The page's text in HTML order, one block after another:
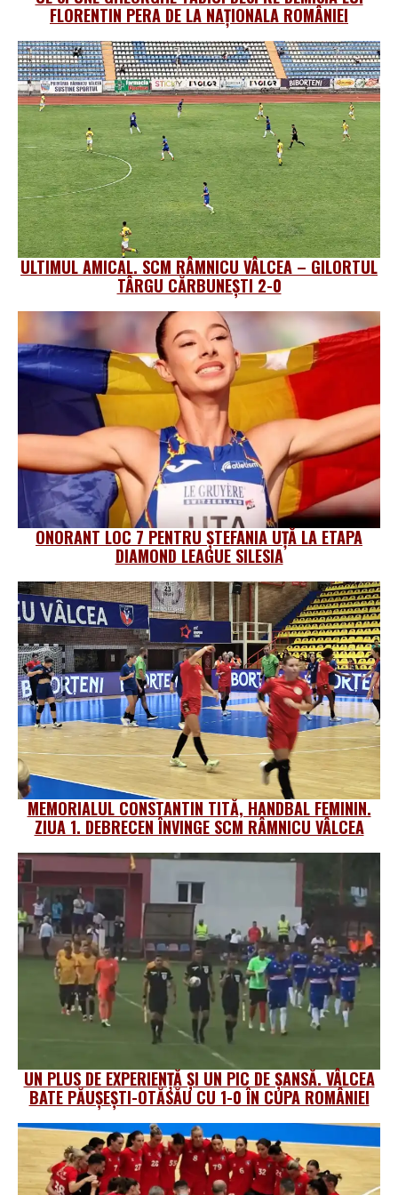
FLORENTIN PERA DE LA NAȚIONALA ROMÂNIEI
ULTIMUL AMICAL. SCM RÂMNICU VÂLCEA – GILORTUL
TÂRGU CĂRBUNEȘTI 2-0
ONORANT LOC 7 PENTRU ȘTEFANIA UȚĂ LA ETAPA
DIAMOND LEAGUE SILESIA
MEMORIALUL CONSTANTIN TITĂ, HANDBAL FEMININ.
ZIUA 1. DEBRECEN ÎNVINGE SCM RÂMNICU VÂLCEA
UN PLUS DE EXPERIENȚĂ ȘI UN PIC DE ȘANSĂ. VÂLCEA
BATE PĂUȘEȘTI-OTĂSĂU CU 1-0 ÎN CUPA ROMÂNIEI